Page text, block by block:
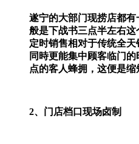
遂宁的大部门现捞店都
般是下战书三点半左右
定时销售相对于传统全天
同時更能集中顾客临门
点的客人蜂拥，这便是缩
2、门店档口现场卤制